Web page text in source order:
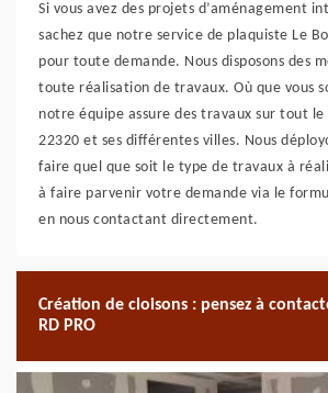
Si vous avez des projets d’aménagement
sachez que notre service de plaquiste Le
pour toute demande. Nous disposons des
toute réalisation de travaux. Où que vous
notre équipe assure des travaux sur tout
22320 et ses différentes villes. Nous
faire quel que soit le type de travaux à
à faire parvenir votre demande via le
en nous contactant directement.
Création de cloisons : pensez à
RD PRO